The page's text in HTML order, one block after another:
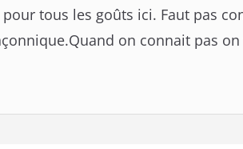
pour tous les goûts ici. Faut pas
on connait pas